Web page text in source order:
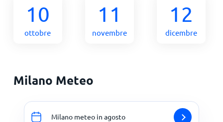
10
ottobre
11
novembre
12
dicembre
Milano Meteo
Milano meteo in agosto